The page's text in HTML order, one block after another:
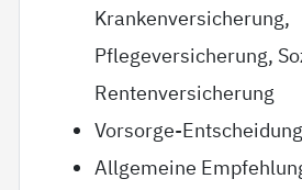
Krankenversicherung,
Pflegeversicherung,
Rentenversicherung
Vorsorge-
Allgemeine